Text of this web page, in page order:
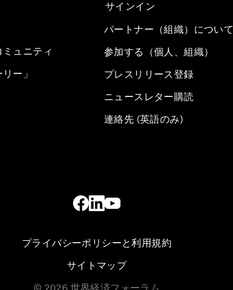
ュニティ
ー」
サインイン
パートナー（組織）について
参加する（個人、組織）
プレスリリース登録
ニュースレター購読
連絡先 (英語のみ)
プライバシーポリシーと利用規約
サイトマップ